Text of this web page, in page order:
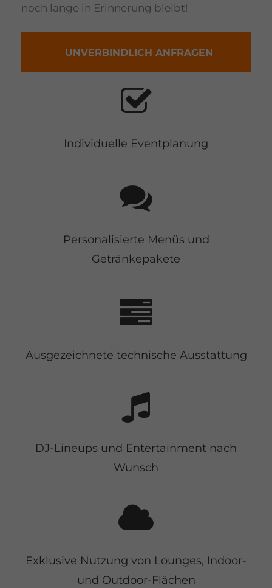
noch lange in Erinnerung bleibt!
UNVERBINDLICH ANFRAGEN
Individuelle Eventplanung
Personalisierte Menüs und
Getränkepakete
Ausgezeichnete technische Ausstattung
DJ-Lineups und Entertainment nach
Wunsch
Exklusive Nutzung von Lounges, Indoor-
und Outdoor-Flächen